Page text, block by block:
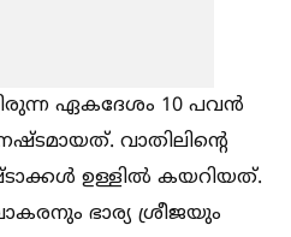
ഏകദേശം 10 പവൻ
വാതിലിന്റെ
ഉള്ളില്‍ കയറിയത്.
ഭാര്യ ശ്രീജയും